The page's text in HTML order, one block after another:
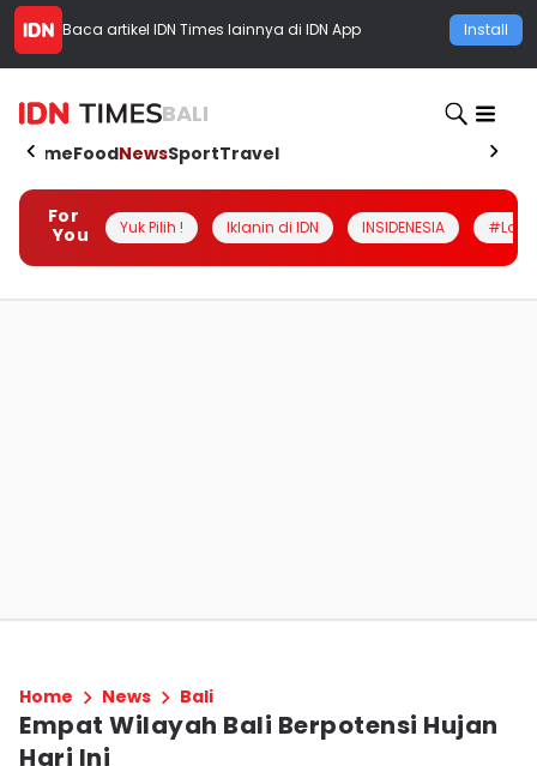
Baca artikel IDN Times lainnya di IDN App Install
BALI
HomeFoodNewsSportTravel
For
You
Yuk Pilih ! Iklanin di IDN INSIDENESIA
Home News Bali
Empat Wilayah Bali Berpotensi Hujan
Hari Ini